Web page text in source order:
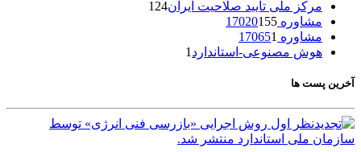
مرکز ملی تایید صلاحیت ایران124
مشاوره 17020 155
مشاوره 17065 1
هوش مصنوعی-استاندارد 1
آخرین پست ها